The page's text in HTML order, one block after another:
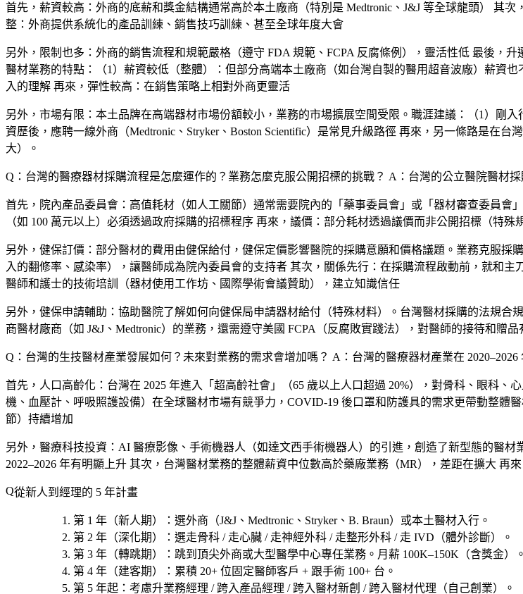
首先， 薪資較高 ：外商的底薪和獎金結構通常高於本土廠商（特別是 Medtronic、J&J 等全球龍頭） 其次，
整 ：外商提供系統化的產品訓練、銷售技巧訓練、甚至全球年度大會
另外， 限制也多 ：外商的銷售流程和規範嚴格（遵守 FDA 規範、FCPA 反腐條例），靈活性低 最後， 升
醫材業務的特點：（1） 薪資較低（整體） ：但部分高端本土廠商（如台灣自製的醫用超音波廠）薪資也
入的理解 再來， 彈性較高 ：在銷售策略上相對外商更靈活
另外， 市場有限 ：本土品牌在高端器材市場份額較小，業務的市場擴展空間受限。職涯建議：（1）剛
資歷後，應聘一線外商（Medtronic、Stryker、Boston Scientific）是常見升級路徑 再來，另一條路是在
大）。
Q：台灣的醫療器材採購流程是怎麼運作的？業務怎麼克服公開招標的挑戰？ A：台灣的公立醫院醫材
首先， 院內產品委員會 ：高值耗材（如人工關節）通常需要院內的「藥事委員會」或「器材審查委員會
（如 100 萬元以上）必須透過政府採購的招標程序 再來， 議價 ：部分耗材透過議價而非公開招標（特殊
另外， 健保訂價 ：部分醫材的費用由健保給付，健保定價影響醫院的採購意願和價格議題。業務克服採
入的翻修率、感染率），讓醫師成為院內委員會的支持者 其次， 關係先行 ：在採購流程啟動前，就和主
醫師和護士的技術培訓（器材使用工作坊、國際學術會議贊助），建立知識信任
另外， 健保申請輔助 ：協助醫院了解如何向健保局申請器材給付（特殊材料）。台灣醫材採購的法規
商醫材廠商（如 J&J、Medtronic）的業務，還需遵守美國 FCPA（反腐敗實踐法），對醫師的接待和贈品
Q：台灣的生技醫材產業發展如何？未來對業務的需求會增加嗎？ A：台灣的醫療器材產業在
首先， 人口高齡化 ：台灣在 2025 年進入「超高齡社會」（65 歲以上人口超過 20%），對骨科、眼科、
機、血壓計、呼吸照護設備）在全球醫材市場有競爭力，COVID-19 後口罩和防護具的需求更帶動整體醫
節）持續增加
另外， 醫療科技投資 ：AI 醫療影像、手術機器人（如達文西手術機器人）的引進，創造了新型態的醫
2022–2026 年有明顯上升 其次，台灣醫材業務的整體薪資中位數高於藥廠業務（MR），差距在擴大 再
從新人到經理的 5 年計畫
第 1 年（新人期） ：選外商（J&J、Medtronic、Stryker、B. Braun）或本土醫材入行。
第 2 年（深化期）
：選走骨科 / 走心臟 / 走神經外科 / 走整形外科 / 走 IVD（體外診斷）
。
第 3 年（轉跳期）
：跳到頂尖外商或大型醫學中心專任業務。月薪 100K–150K（含獎金）。
第 4 年（建客期）
：累積 20+ 位固定醫師客戶 + 跟手術 100+ 台。
第 5 年起 ：考慮升業務經理 / 跨入產品經理 / 跨入醫材新創 / 跨入醫材代理（自己創業） 。